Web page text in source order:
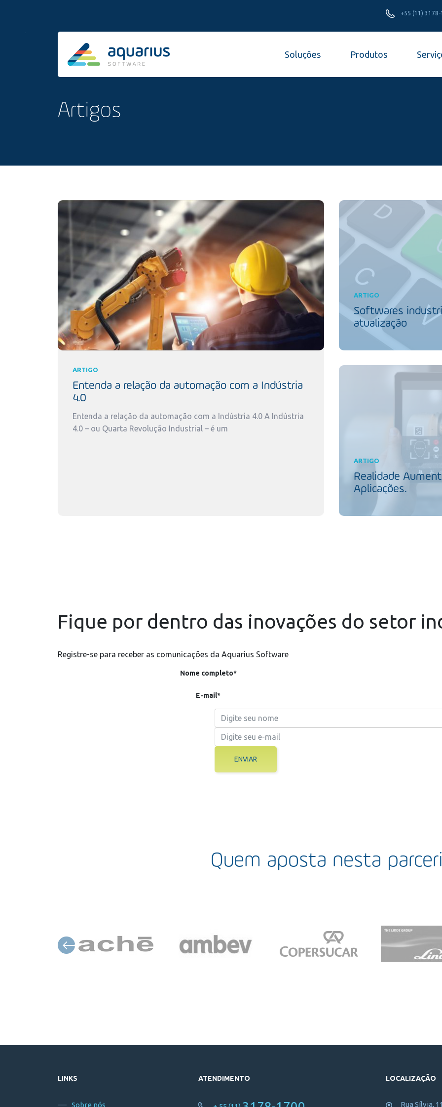
+55 (11) 3178-
Soluções Produtos
Artigos
ARTIGO
Entenda a relação da automação com a Indústria
4.0
Entenda a relação da automação com a Indústria 4.0 A Indústria
4.0 – ou Quarta Revolução Industrial – é um
ARTIGO
Softwares
atualização
ARTIGO
Realidade
Aplicações.
Fique por dentro das inovações do setor
Registre-se para receber as comunicações da Aquarius Software
Nome completo*
E-mail*
ENVIAR
Quem aposta nesta
LINKS
Sobre nós
ATENDIMENTO LOCALIZAÇÃO
Rua Sílvia,